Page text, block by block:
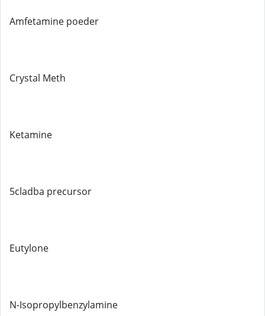
Amfetamine poeder
Crystal Meth
Ketamine
5cladba precursor
Eutylone
N-Isopropylbenzylamine